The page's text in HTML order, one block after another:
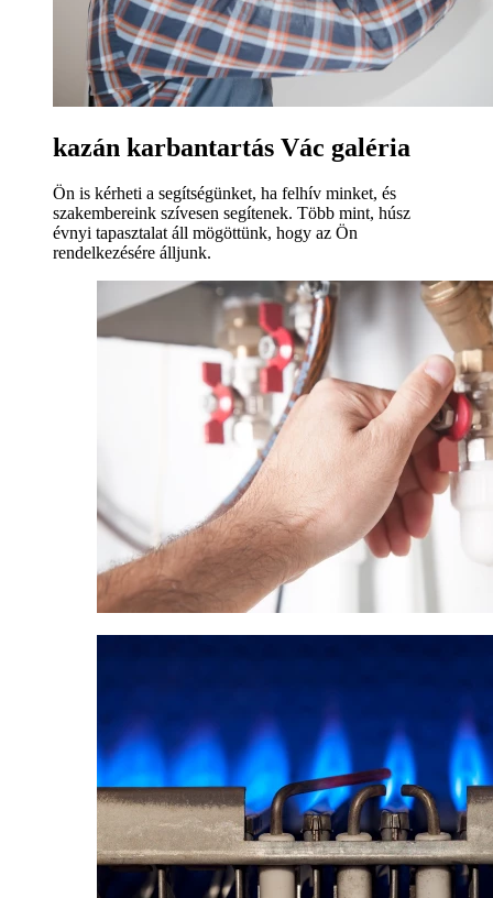
kazán karbantartás Vác galéria
Ön is kérheti a segítségünket, ha felhív minket, és
szakembereink szívesen segítenek. Több mint, húsz
évnyi tapasztalat áll mögöttünk, hogy az Ön
rendelkezésére álljunk.